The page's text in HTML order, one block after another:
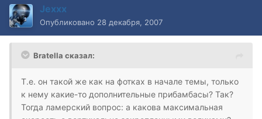
Jexxx
Опубликовано 28 декабря, 2007
Bratella сказал:
Т.е. он такой же как на фотках в начале темы, только
к нему какие-то дополнительные прибамбасы? Так?
Тогда ламерский вопрос: а какова максимальная